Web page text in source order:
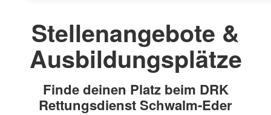
Stellenangebote &
Ausbildungsplätze
Finde deinen Platz beim DRK
Rettungsdienst Schwalm-Eder